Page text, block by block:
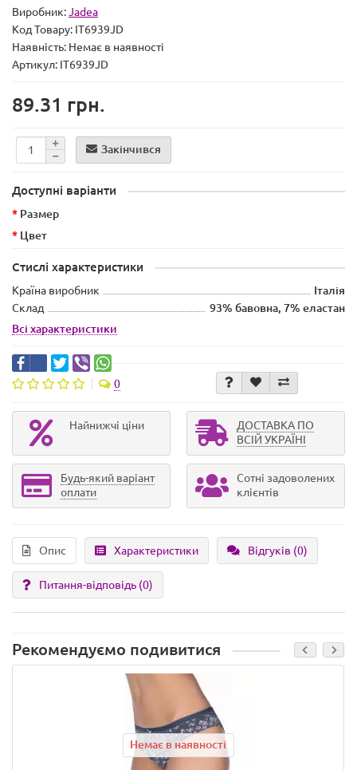
Виробник:Jadea
Код Товару: IT6939JD
Наявність: Немає в наявності
Артикул: IT6939JD
89.31 грн.
Закінчився
Доступні варіанти
Размер
Цвет
Стислі характеристики
Країна виробник
Італія
Склад
93% бавовна, 7% еластан
Всі характеристики
0
Найнижчі ціни
ДОСТАВКА ПО
ВСІЙ УКРАЇНІ
Будь-який варіант
оплати
Сотні задоволених
клієнтів
Опис Характеристики Відгуків (0)
Питання-відповідь (0)
Рекомендуємо подивитися
Немає в наявності